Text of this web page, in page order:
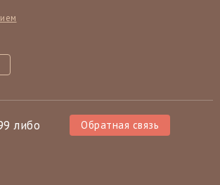
либо
Обратная связь